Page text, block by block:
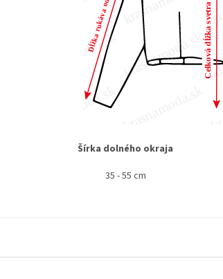
Šírka dolného okraja
35 - 55 cm